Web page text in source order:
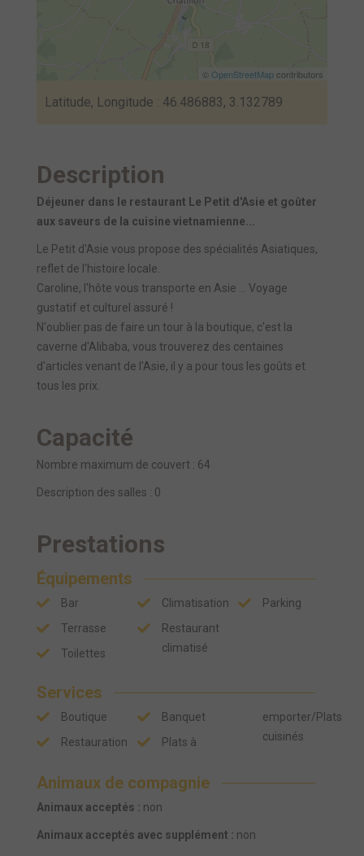
© OpenStreetMapcontributors
Latitude, Longitude : 46.486883, 3.132789
Description
Déjeuner dans le restaurant Le Petit d'Asie et goûter
aux saveurs de la cuisine vietnamienne...
Le Petit d'Asie vous propose des spécialités Asiatiques,
reflet de l'histoire locale.
Caroline, l'hôte vous transporte en Asie ... Voyage
gustatif et culturel assuré !
N'oublier pas de faire un tour à la boutique, c'est la
caverne d'Alibaba, vous trouverez des centaines
d'articles venant de l'Asie, il y a pour tous les goûts et
tous les prix.
Capacité
Nombre maximum de couvert : 64
Description des salles : 0
Prestations
Équipements
Bar
Terrasse
Toilettes
Climatisation
Restaurant
climatisé
Parking
Services
Boutique
Restauration
Banquet
Plats à
emporter/Plats
cuisinés
Animaux de compagnie
Animaux acceptés : non
Animaux acceptés avec supplément : non